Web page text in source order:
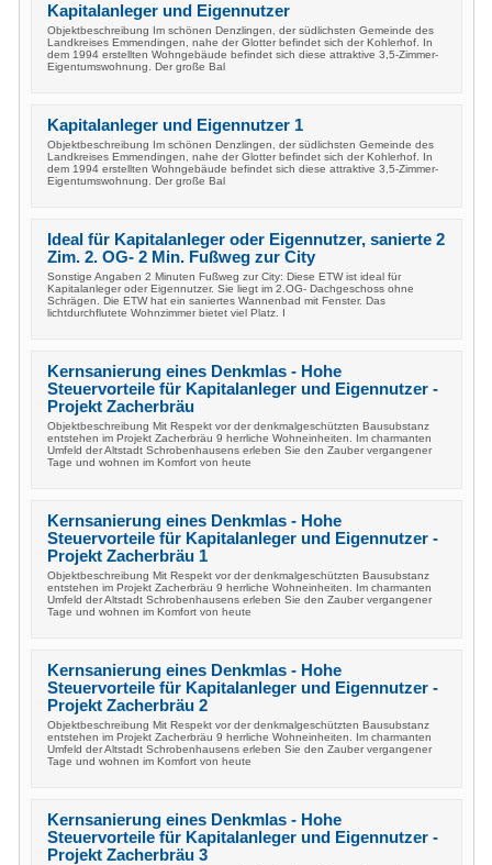
Kapitalanleger und Eigennutzer
Objektbeschreibung Im schönen Denzlingen, der südlichsten Gemeinde des
Landkreises Emmendingen, nahe der Glotter befindet sich der Kohlerhof. In
dem 1994 erstellten Wohngebäude befindet sich diese attraktive 3,5-Zimmer-
Eigentumswohnung. Der große Bal
Kapitalanleger und Eigennutzer 1
Objektbeschreibung Im schönen Denzlingen, der südlichsten Gemeinde des
Landkreises Emmendingen, nahe der Glotter befindet sich der Kohlerhof. In
dem 1994 erstellten Wohngebäude befindet sich diese attraktive 3,5-Zimmer-
Eigentumswohnung. Der große Bal
Ideal für Kapitalanleger oder Eigennutzer, sanierte 2
Zim. 2. OG- 2 Min. Fußweg zur City
Sonstige Angaben 2 Minuten Fußweg zur City: Diese ETW ist ideal für
Kapitalanleger oder Eigennutzer. Sie liegt im 2.OG- Dachgeschoss ohne
Schrägen. Die ETW hat ein saniertes Wannenbad mit Fenster. Das
lichtdurchflutete Wohnzimmer bietet viel Platz. I
Kernsanierung eines Denkmlas - Hohe
Steuervorteile für Kapitalanleger und Eigennutzer -
Projekt Zacherbräu
Objektbeschreibung Mit Respekt vor der denkmalgeschützten Bausubstanz
entstehen im Projekt Zacherbräu 9 herrliche Wohneinheiten. Im charmanten
Umfeld der Altstadt Schrobenhausens erleben Sie den Zauber vergangener
Tage und wohnen im Komfort von heute
Kernsanierung eines Denkmlas - Hohe
Steuervorteile für Kapitalanleger und Eigennutzer -
Projekt Zacherbräu 1
Objektbeschreibung Mit Respekt vor der denkmalgeschützten Bausubstanz
entstehen im Projekt Zacherbräu 9 herrliche Wohneinheiten. Im charmanten
Umfeld der Altstadt Schrobenhausens erleben Sie den Zauber vergangener
Tage und wohnen im Komfort von heute
Kernsanierung eines Denkmlas - Hohe
Steuervorteile für Kapitalanleger und Eigennutzer -
Projekt Zacherbräu 2
Objektbeschreibung Mit Respekt vor der denkmalgeschützten Bausubstanz
entstehen im Projekt Zacherbräu 9 herrliche Wohneinheiten. Im charmanten
Umfeld der Altstadt Schrobenhausens erleben Sie den Zauber vergangener
Tage und wohnen im Komfort von heute
Kernsanierung eines Denkmlas - Hohe
Steuervorteile für Kapitalanleger und Eigennutzer -
Projekt Zacherbräu 3